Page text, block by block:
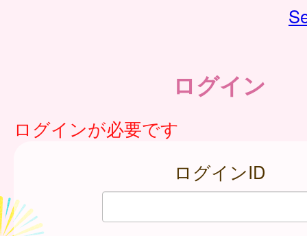
ログイン
ログインが必要です
ログインID